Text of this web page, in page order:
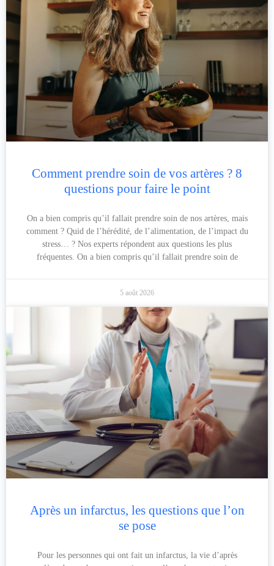
Comment prendre soin de vos artères ? 8
questions pour faire le point
On a bien compris qu’il fallait prendre soin de nos artères, mais
comment ? Quid de l’hérédité, de l’alimentation, de l’impact du
stress… ? Nos experts répondent aux questions les plus
fréquentes. On a bien compris qu’il fallait prendre soin de
5 août 2026
Après un infarctus, les questions que l’on
se pose
Pour les personnes qui ont fait un infarctus, la vie d’après